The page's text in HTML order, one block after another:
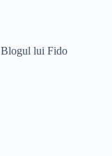
Blogul lui Fido